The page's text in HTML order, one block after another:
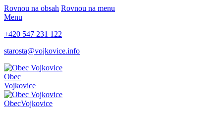
Rovnou na obsah Rovnou na menu
Menu
+420 547 231 122
starosta@vojkovice.info
Obec
Vojkovice
ObecVojkovice